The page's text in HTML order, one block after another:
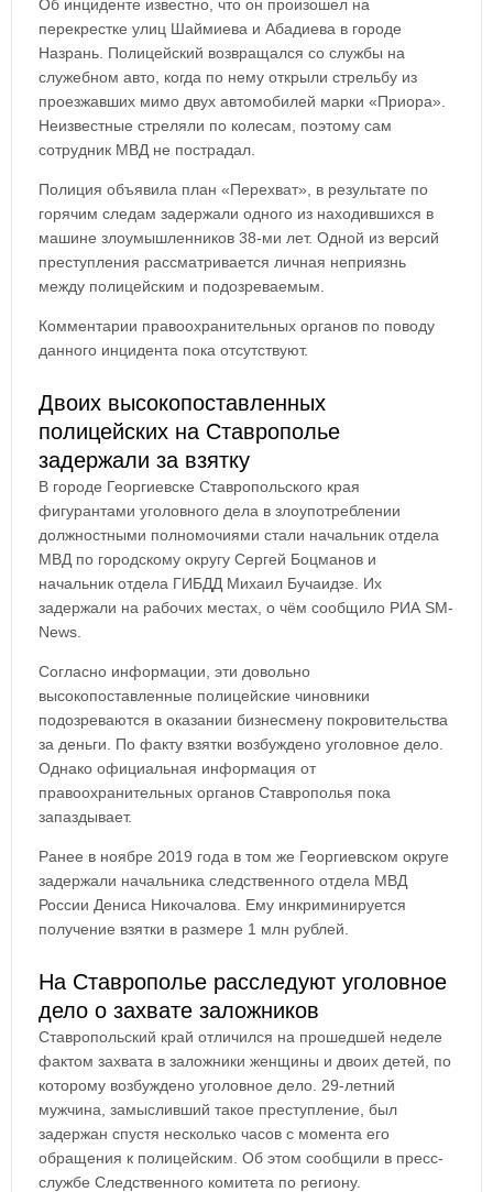
Об инциденте известно, что он произошел на
перекрестке улиц Шаймиева и Абадиева в городе
Назрань. Полицейский возвращался со службы на
служебном авто, когда по нему открыли стрельбу из
проезжавших мимо двух автомобилей марки «Приора».
Неизвестные стреляли по колесам, поэтому сам
сотрудник МВД не пострадал.
Полиция объявила план «Перехват», в результате по
горячим следам задержали одного из находившихся в
машине злоумышленников 38-ми лет. Одной из версий
преступления рассматривается личная неприязнь
между полицейским и подозреваемым.
Комментарии правоохранительных органов по поводу
данного инцидента пока отсутствуют.
Двоих высокопоставленных
полицейских на Ставрополье
задержали за взятку
В городе Георгиевске Ставропольского края
фигурантами уголовного дела в злоупотреблении
должностными полномочиями стали начальник отдела
МВД по городскому округу Сергей Боцманов и
начальник отдела ГИБДД Михаил Бучаидзе. Их
задержали на рабочих местах, о чём сообщило РИА SM-
News.
Согласно информации, эти довольно
высокопоставленные полицейские чиновники
подозреваются в оказании бизнесмену покровительства
за деньги. По факту взятки возбуждено уголовное дело.
Однако официальная информация от
правоохранительных органов Ставрополья пока
запаздывает.
Ранее в ноябре 2019 года в том же Георгиевском округе
задержали начальника следственного отдела МВД
России Дениса Никочалова. Ему инкриминируется
получение взятки в размере 1 млн рублей.
На Ставрополье расследуют уголовное
дело о захвате заложников
Ставропольский край отличился на прошедшей неделе
фактом захвата в заложники женщины и двоих детей, по
которому возбуждено уголовное дело. 29-летний
мужчина, замысливший такое преступление, был
задержан спустя несколько часов с момента его
обращения к полицейским. Об этом сообщили в пресс-
службе Следственного комитета по региону.